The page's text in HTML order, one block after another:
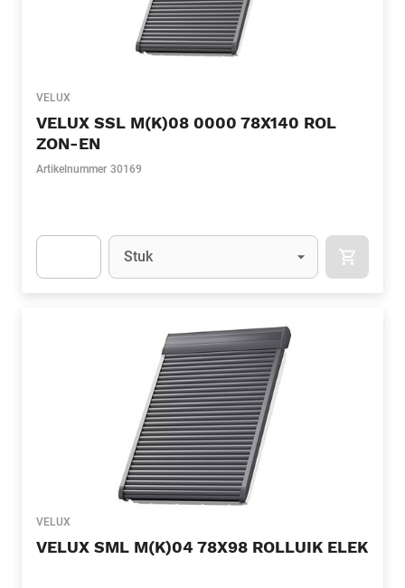
VELUX
VELUX SSL M(K)08 0000 78X140 ROL
ZON-EN
Artikelnummer 30169
Eenheid
Stuk
VELUX
VELUX SML M(K)04 78X98 ROLLUIK ELEK